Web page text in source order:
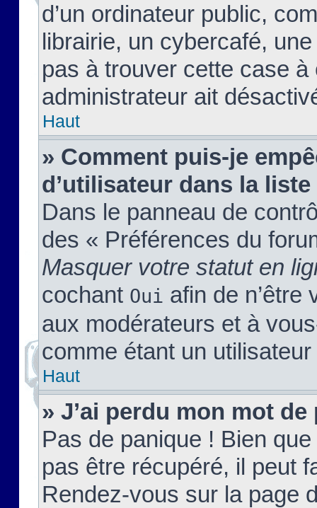
d’un ordinateur public,
librairie, un cybercafé,
pas à trouver cette case à
administrateur ait
Haut
» Comment puis-je
d’utilisateur dans la
Dans le panneau de
des « Préférences du
Masquer votre statut en
cochant Oui afin de n’être
aux modérateurs et à
comme étant un
Haut
» J’ai perdu mon mot de
Pas de panique ! Bien
pas être récupéré, il peut
Rendez-vous sur la page